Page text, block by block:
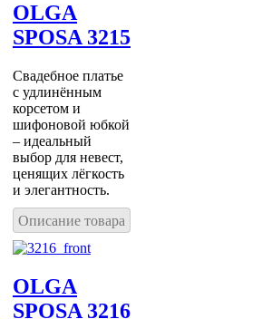
OLGA
SPOSA 3215
Свадебное платье
с удлинённым
корсетом и
шифоновой юбкой
– идеальный
выбор для невест,
ценящих лёгкость
и элегантность.
Описание товара
OLGA
SPOSA 3216